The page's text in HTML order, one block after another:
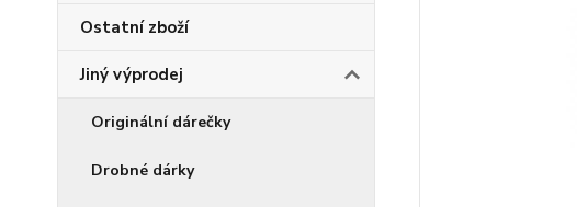
Ostatní zboží
Jiný výprodej
Originální dárečky
Drobné dárky